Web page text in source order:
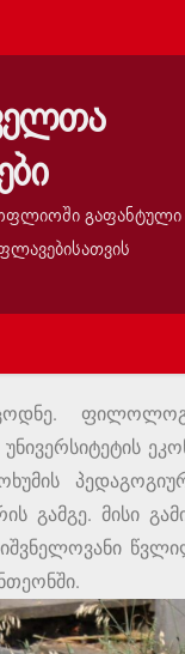
გაფანტული
გამგე. მისი